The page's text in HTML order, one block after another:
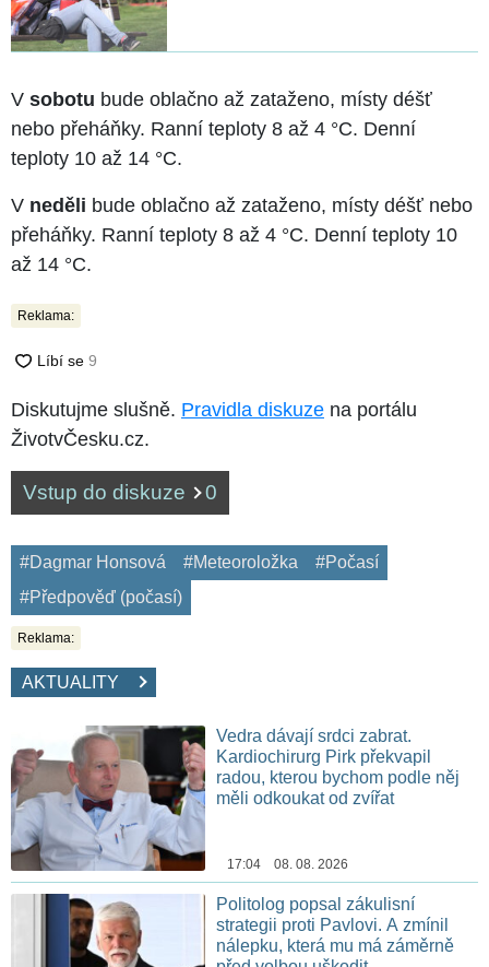
V sobotu bude oblačno až zataženo, místy déšť
nebo přeháňky. Ranní teploty 8 až 4 °C. Denní
teploty 10 až 14 °C.
V neděli bude oblačno až zataženo, místy déšť nebo
přeháňky. Ranní teploty 8 až 4 °C. Denní teploty 10
až 14 °C.
Reklama:
Diskutujme slušně. Pravidla diskuze na portálu
ŽivotvČesku.cz.
Vstup do diskuze 0
#Dagmar Honsová #Meteoroložka
#Počasí
#Předpověď (počasí)
Reklama:
AKTUALITY
Vedra dávají srdci zabrat.
Kardiochirurg Pirk překvapil
radou, kterou bychom podle něj
měli odkoukat od zvířat
17:04 08. 08. 2026
Politolog popsal zákulisní
strategii proti Pavlovi. A zmínil
nálepku, která mu má záměrně